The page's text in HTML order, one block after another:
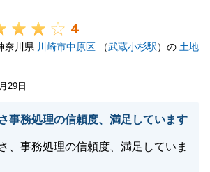
4
奈川県 川崎市中原区 （武蔵小杉駅）の 土地
29日
事務処理の信頼度、満足しています
、事務処理の信頼度、満足していま